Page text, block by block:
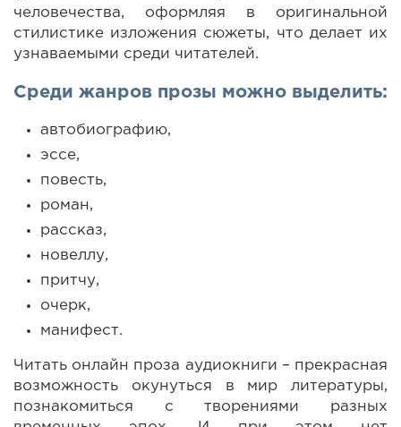
человечества, оформляя в оригинальной
стилистике изложения сюжеты, что делает их
узнаваемыми среди читателей.
Среди жанров прозы можно выделить:
автобиографию,
эссе,
повесть,
роман,
рассказ,
новеллу,
притчу,
очерк,
манифест.
Читать онлайн проза аудиокниги – прекрасная
возможность окунуться в мир литературы,
познакомиться с творениями разных